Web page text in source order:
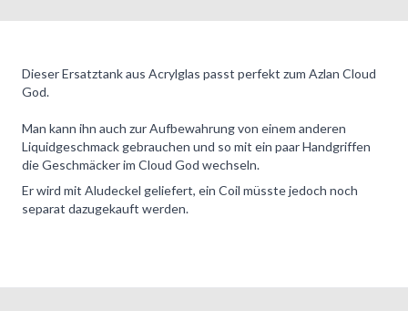
Dieser Ersatztank aus Acrylglas passt perfekt zum Azlan Cloud
God.
Man kann ihn auch zur Aufbewahrung von einem anderen
Liquidgeschmack gebrauchen und so mit ein paar Handgriffen
die Geschmäcker im Cloud God wechseln.
Er wird mit Aludeckel geliefert, ein Coil müsste jedoch noch
separat dazugekauft werden.